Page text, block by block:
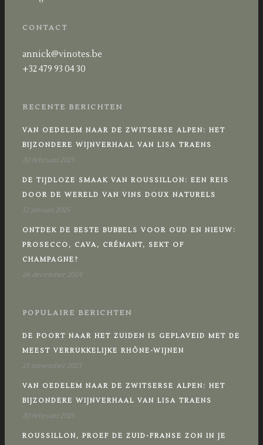
CONTACT
annick@vinotes.be
+32 479 93 04 30
RECENTE BERICHTEN
VAN OEDELEM NAAR DE ZWITSERSE ALPEN: HET
BIJZONDERE WIJNVERHAAL VAN LISA TRAENS
20 februari 2025
DE TIJDLOZE SMAAK VAN ROUSSILLON: EEN REIS
DOOR DE WERELD VAN VINS DOUX NATURELS
12 januari 2025
ONTDEK DE BESTE BUBBELS VOOR OUD EN NIEUW:
PROSECCO, CAVA, CRÉMANT, SEKT OF
CHAMPAGNE?
26 december 2024
POPULAIRE BERICHTEN
DE POORT NAAR HET ZUIDEN IS GEPLAVEID MET DE
MEEST VERRUKKELIJKE RHÔNE-WIJNEN
23 november 2023
VAN OEDELEM NAAR DE ZWITSERSE ALPEN: HET
BIJZONDERE WIJNVERHAAL VAN LISA TRAENS
20 februari 2025
ROUSSILLON, PROEF DE ZUID-FRANSE ZON IN JE